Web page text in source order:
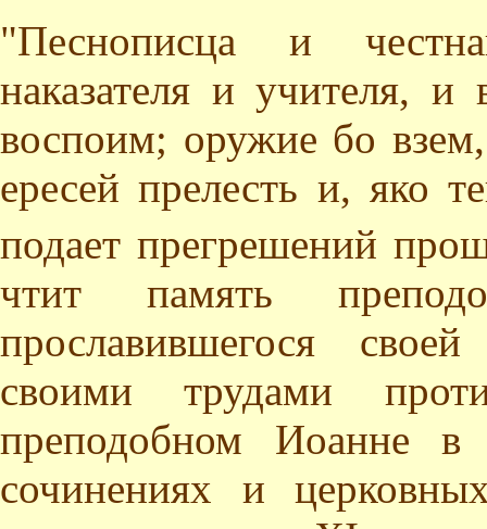
"Песнописца и
наказателя и учителя, и
воспоим; оружие бо
ересей прелесть и, яко
подает прегрешений
чтит память
прославившегося
своими трудами
преподобном Иоанне в
сочинениях и